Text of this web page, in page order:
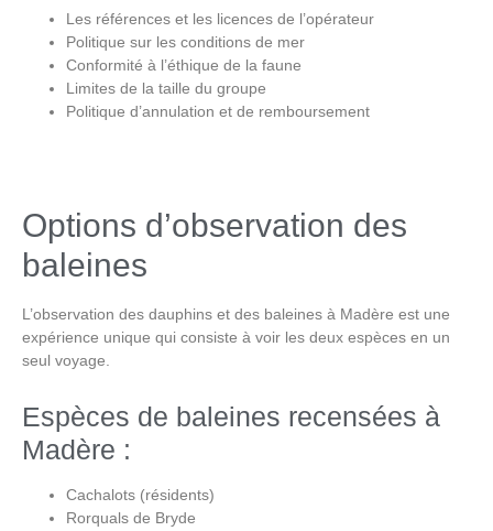
Les références et les licences de l’opérateur
Politique sur les conditions de mer
Conformité à l’éthique de la faune
Limites de la taille du groupe
Politique d’annulation et de remboursement
Options d’observation des
baleines
L’observation des dauphins et des baleines à Madère est une
expérience unique qui consiste à voir les deux espèces en un
seul voyage.
Espèces de baleines recensées à
Madère :
Cachalots (résidents)
Rorquals de Bryde